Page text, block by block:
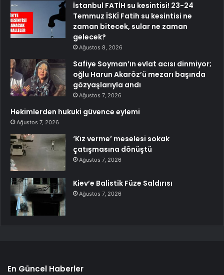
İstanbul FATİH su kesintisi! 23-24
Temmuz İSKİ Fatih su kesintisi ne
zaman bitecek, sular ne zaman
gelecek?
Ağustos 8, 2026
Safiye Soyman’ın evlat acısı dinmiyor;
oğlu Harun Akaröz’ü mezarı başında
gözyaşlarıyla andı
Ağustos 7, 2026
Hekimlerden hukuki güvence eylemi
Ağustos 7, 2026
‘Kız verme’ meselesi sokak
çatışmasına dönüştü
Ağustos 7, 2026
Kiev’e Balistik Füze Saldırısı
Ağustos 7, 2026
En Güncel Haberler